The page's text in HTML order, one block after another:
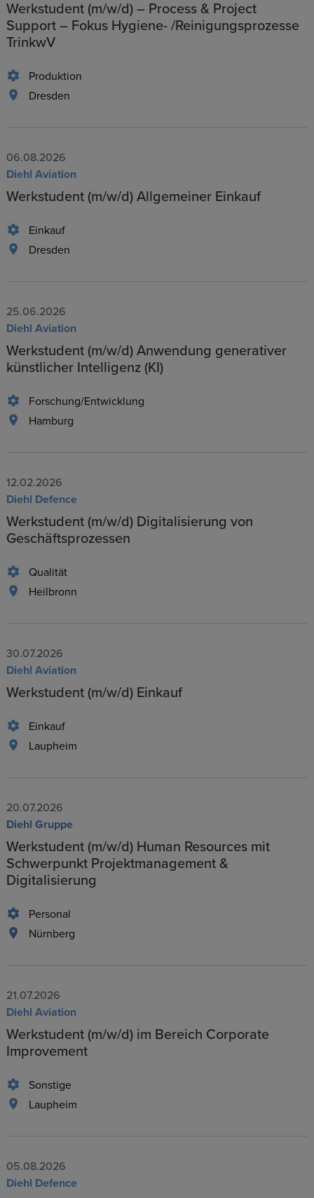
Werkstudent (m/w/d) – Process & Project
Support – Fokus Hygiene- /Reinigungsprozesse
TrinkwV
Produktion
Dresden
06.08.2026
Diehl Aviation
Werkstudent (m/w/d) Allgemeiner Einkauf
Einkauf
Dresden
25.06.2026
Diehl Aviation
Werkstudent (m/w/d) Anwendung generativer
künstlicher Intelligenz (KI)
Forschung/Entwicklung
Hamburg
12.02.2026
Diehl Defence
Werkstudent (m/w/d) Digitalisierung von
Geschäftsprozessen
Qualität
Heilbronn
30.07.2026
Diehl Aviation
Werkstudent (m/w/d) Einkauf
Einkauf
Laupheim
20.07.2026
Diehl Gruppe
Werkstudent (m/w/d) Human Resources mit
Schwerpunkt Projektmanagement &
Digitalisierung
Personal
Nürnberg
21.07.2026
Diehl Aviation
Werkstudent (m/w/d) im Bereich Corporate
Improvement
Sonstige
Laupheim
05.08.2026
Diehl Defence